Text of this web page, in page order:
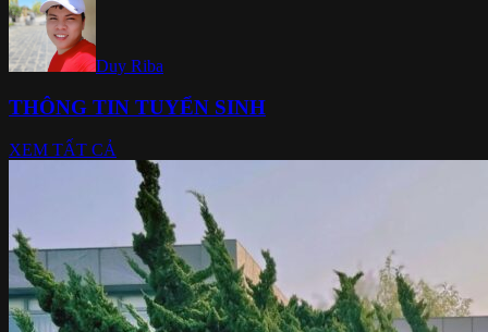
Duy Riba
THÔNG TIN TUYỂN SINH
XEM TẤT CẢ